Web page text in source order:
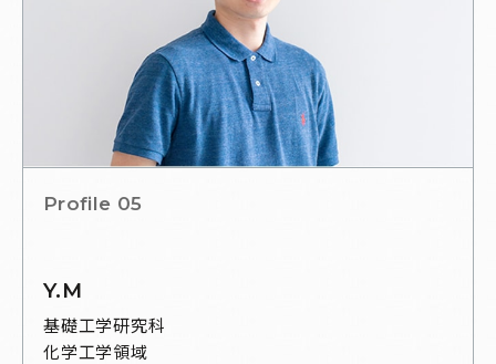
Profile 05
Y.M
基礎工学研究科
化学工学領域